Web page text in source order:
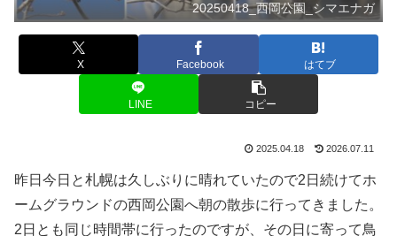
20250418_西岡公園_シマエナガ
X Facebook はてブ
LINE コピー
2025.04.18 2026.07.11
昨日今日と札幌は久しぶりに晴れていたので2日続けてホ
ームグラウンドの西岡公園へ朝の散歩に行ってきました。
2日とも同じ時間帯に行ったのですが、その日に寄って鳥